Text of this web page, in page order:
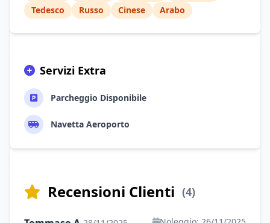
Tedesco
Russo Cinese Arabo
Servizi Extra
Parcheggio Disponibile
Navetta Aeroporto
Recensioni Clienti (4)